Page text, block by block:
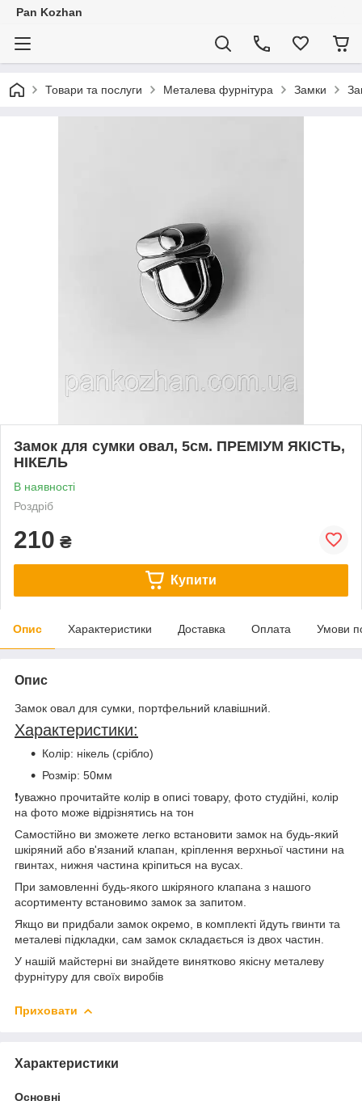
Pan Kozhan
Товари та послуги Металева фурнітура Замки
Замок для сумки овал, 5см. ПРЕМІУМ ЯКІСТЬ,
НІКЕЛЬ
В наявності
Роздріб
210 ₴
Купити
Опис Характеристики Доставка Оплата Умови
Опис
Замок овал для сумки, портфельний клавішний.
Характеристики:
Колір: нікель (срібло)
Розмір: 50мм
❗️уважно прочитайте колір в описі товару, фото студійні, колір
на фото може відрізнятись на тон
Самостійно ви зможете легко встановити замок на будь-який
шкіряний або в'язаний клапан, кріплення верхньої частини на
гвинтах, нижня частина кріпиться на вусах.
При замовленні будь-якого шкіряного клапана з нашого
асортименту встановимо замок за запитом.
Якщо ви придбали замок окремо, в комплекті йдуть гвинти та
металеві підкладки, сам замок складається із двох частин.
У нашій майстерні ви знайдете винятково якісну металеву
фурнітуру для своїх виробів
Приховати
Характеристики
Основні